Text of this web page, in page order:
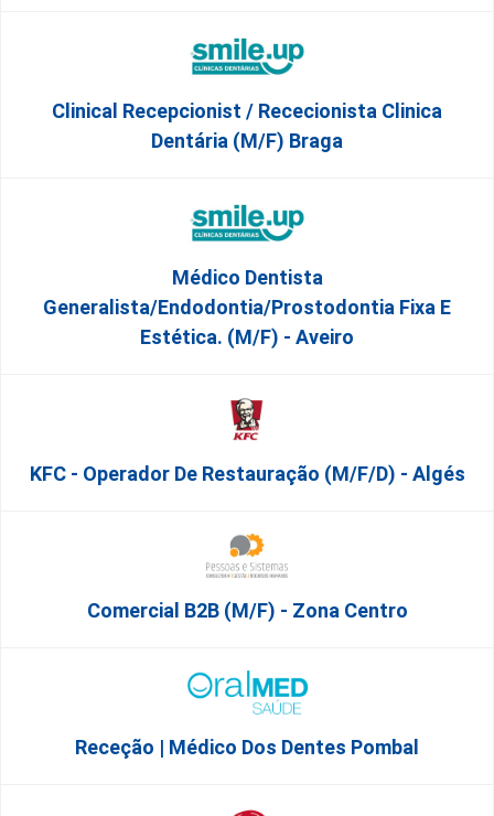
Clinical Recepcionist / Rececionista Clinica
Dentária (M/F) Braga
Médico Dentista
Generalista/Endodontia/Prostodontia Fixa E
Estética. (M/F) - Aveiro
KFC - Operador De Restauração (m/f/d) - Algés
Comercial B2B (M/F) - Zona Centro
Receção | Médico Dos Dentes Pombal